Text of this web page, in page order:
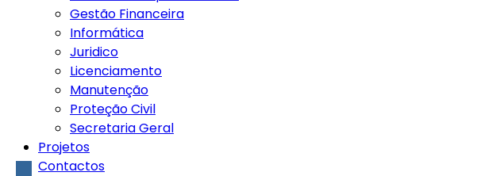
Gestão Financeira
Informática
Juridico
Licenciamento
Manutenção
Proteção Civil
Secretaria Geral
Projetos
Contactos